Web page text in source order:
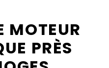
MOTEUR
PRÈS